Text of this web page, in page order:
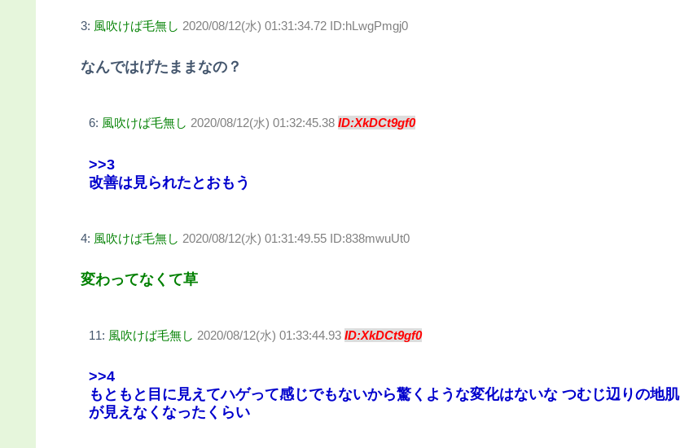
3: 風吹けば毛無し 2020/08/12(水) 01:31:34.72 ID:hLwgPmgj0
なんではげたままなの？
6: 風吹けば毛無し 2020/08/12(水) 01:32:45.38 ID:XkDCt9gf0
>>3
改善は見られたとおもう
4: 風吹けば毛無し 2020/08/12(水) 01:31:49.55 ID:838mwuUt0
変わってなくて草
11: 風吹けば毛無し 2020/08/12(水) 01:33:44.93 ID:XkDCt9gf0
>>4
もともと目に見えてハゲって感じでもないから驚くような変化はないな つむじ辺りの地肌
が見えなくなったくらい